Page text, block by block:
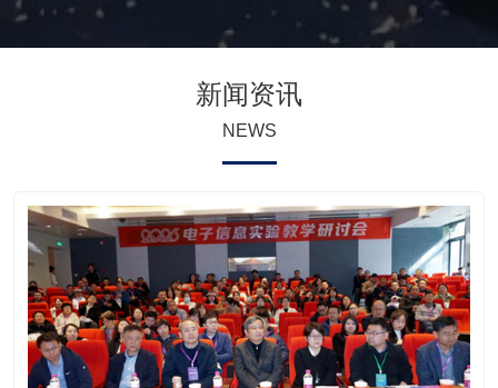
新闻资讯
NEWS